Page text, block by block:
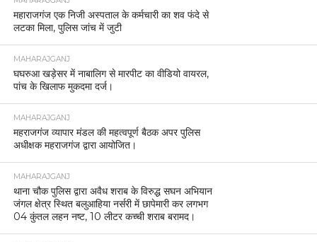
महाराजगंज एक निजी अस्पताल के कर्मचारी का शव फंदे से
लटका मिला, पुलिस जांच में जुटी
MAHARAJGANJ
घघरुआ खड़ेसर में नाबालिग से मारपीट का वीडियो वायरल,
पांच के खिलाफ मुकदमा दर्ज।
MAHARAJGANJ
महराजगंज व्यापार मंडल की महत्वपूर्ण बैठक अपर पुलिस
अधीक्षक महराजगंज द्वारा आयोजित।
MAHARAJGANJ
थाना चौक पुलिस द्वारा अवैध शराब के विरुद्ध सघन अभियान
जंगल क्षेत्र स्थित बलुआहिया नर्सरी में छापेमारी कर लगभग
04 कुंतल लहन नष्ट, 10 लीटर कच्ची शराब बरामद।